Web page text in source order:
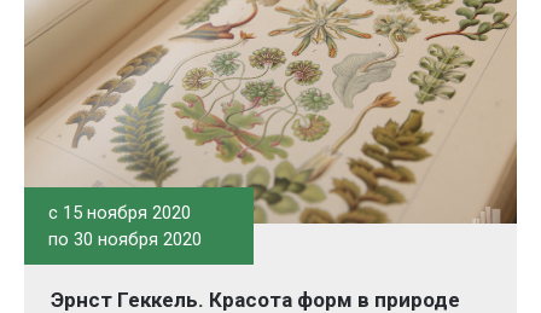
c 15 ноября 2020
по 30 ноября 2020
Эрнст Геккель. Красота форм в природе